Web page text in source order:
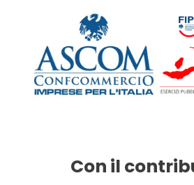
Con il